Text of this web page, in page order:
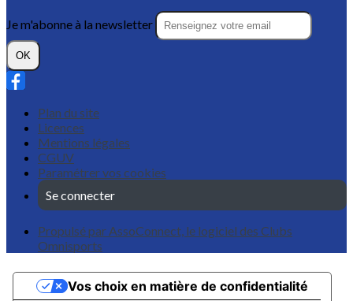
Je m'abonne à la newsletter
OK
Plan du site
Licences
Mentions légales
CGUV
Paramétrer vos cookies
Se connecter
Propulsé par AssoConnect, le logiciel des Clubs
Omnisports
Vos choix en matière de confidentialité